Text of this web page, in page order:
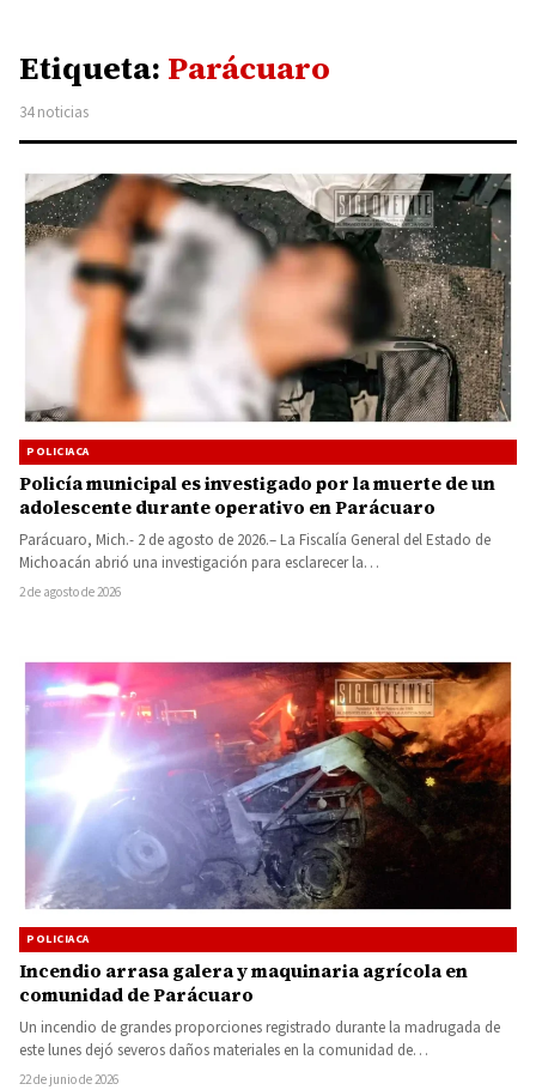
Etiqueta: Parácuaro
34 noticias
POLICIACA
Policía municipal es investigado por la muerte de un
adolescente durante operativo en Parácuaro
Parácuaro, Mich.- 2 de agosto de 2026.– La Fiscalía General del Estado de
Michoacán abrió una investigación para esclarecer la…
2 de agosto de 2026
POLICIACA
Incendio arrasa galera y maquinaria agrícola en
comunidad de Parácuaro
Un incendio de grandes proporciones registrado durante la madrugada de
este lunes dejó severos daños materiales en la comunidad de…
22 de junio de 2026